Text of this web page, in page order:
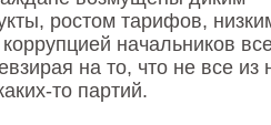
ростом тарифов,
начальников
на то, что не все из
то партий.